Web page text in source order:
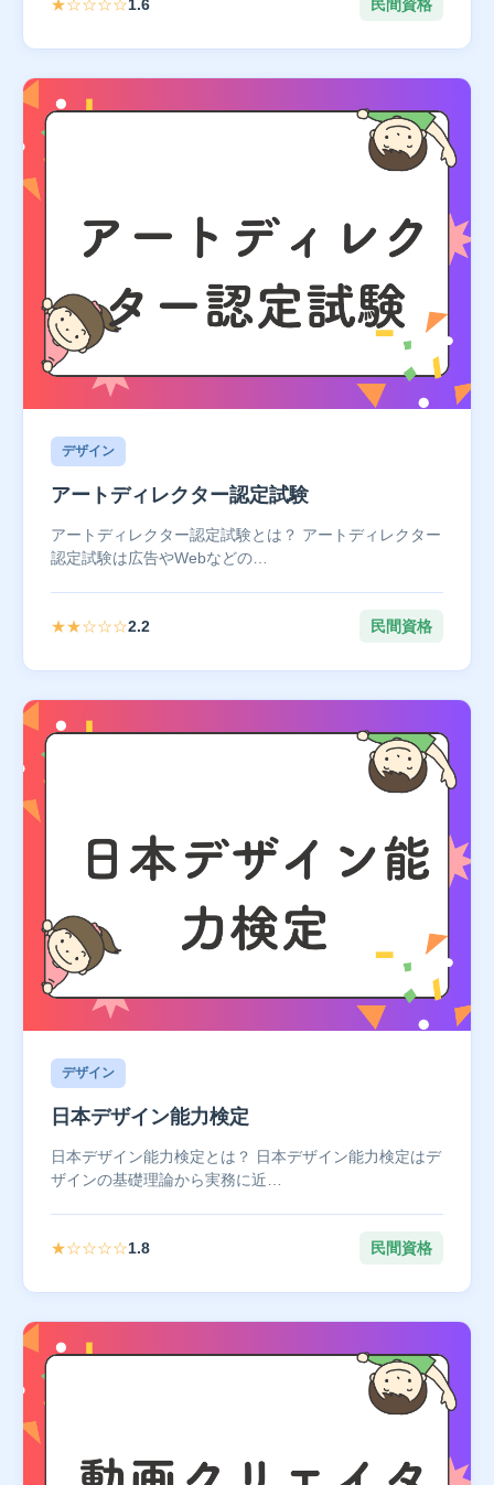
★☆☆☆☆1.6 民間資格
デザイン
アートディレクター認定試験
アートディレクター認定試験とは？ アートディレクター
認定試験は広告やWebなどの…
★★☆☆☆2.2 民間資格
デザイン
日本デザイン能力検定
日本デザイン能力検定とは？ 日本デザイン能力検定はデ
ザインの基礎理論から実務に近…
★☆☆☆☆1.8 民間資格